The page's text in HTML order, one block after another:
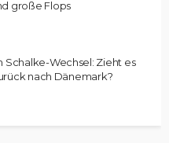
große Flops
Schalke-Wechsel: Zieht es
nach Dänemark?